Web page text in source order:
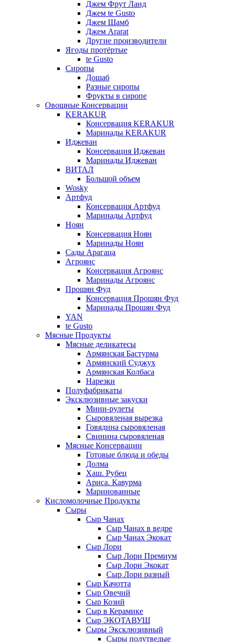
Джем Фрут Ланд
Джем te Gusto
Джем Шамб
Джем Ararat
Другие производители
Ягоды протёртые
te Gusto
Сиропы
Дошаб
Разные сиропы
Фрукты в сиропе
Овощные Консервации
KERAKUR
Консервация KERAKUR
Маринады KERAKUR
Иджеван
Консервация Иджеван
Маринады Иджеван
ВИТАЛ
Большой объем
Wosky
Артфуд
Консервация Артфуд
Маринады Артфуд
Ноян
Консервация Ноян
Маринады Ноян
Сады Арагаца
Агроянс
Консервация Агроянс
Маринады Агроянс
Прошян Фуд
Консервация Прошян Фуд
Маринады Прошян Фуд
YAN
te Gusto
Мясные Продукты
Мясные деликатесы
Армянская Бастурма
Армянский Суджух
Армянская Колбаса
Нарезки
Полуфабрикаты
Эксклюзивные закуски
Мини-рулеты
Сыровяленая вырезка
Говядина сыровяленая
Свинина сыровяленая
Мясные Консервации
Готовые блюда и обеды
Долма
Хаш. Рубец
Ариса. Кавурма
Маринованные
Кисломолочные Продукты
Сыры
Сыр Чанах
Сыр Чанах в ведре
Сыр Чанах Экокат
Сыр Лори
Сыр Лори Премиум
Сыр Лори Экокат
Сыр Лори разный
Сыр Качотта
Сыр Овечий
Сыр Козий
Сыр в Керамике
Сыр ЭКОТАВУШ
Сыры Эксклюзивный
Сыры полутведые